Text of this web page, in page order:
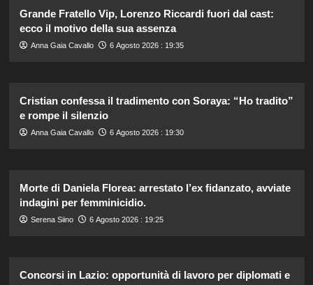
Grande Fratello Vip, Lorenzo Riccardi fuori dal cast:
ecco il motivo della sua assenza
Anna Gaia Cavallo 6 Agosto 2026 : 19:35
Cristian confessa il tradimento con Soraya: “Ho tradito”
e rompe il silenzio
Anna Gaia Cavallo 6 Agosto 2026 : 19:30
Morte di Daniela Florea: arrestato l’ex fidanzato, avviate
indagini per femminicidio.
Serena Siino 6 Agosto 2026 : 19:25
Concorsi in Lazio: opportunità di lavoro per diplomati e